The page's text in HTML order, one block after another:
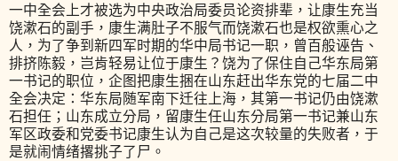
一中全会上才被选为中央政治局委员论资排辈，让康生充当
饶漱石的副手，康生满肚子不服气而饶漱石也是权欲熏心之
人，为了争到新四军时期的华中局书记一职，曾百般诬告、
排挤陈毅，岂肯轻易让位于康生？饶为了保住自己华东局第
一书记的职位，企图把康生捆在山东赶出华东党的七届二中
全会决定：华东局随军南下迁往上海，其第一书记仍由饶漱
石担任；山东成立分局，留康生任山东分局第一书记兼山东
军区政委和党委书记康生认为自己是这次较量的失败者，于
是就闹情绪撂挑子了尸。